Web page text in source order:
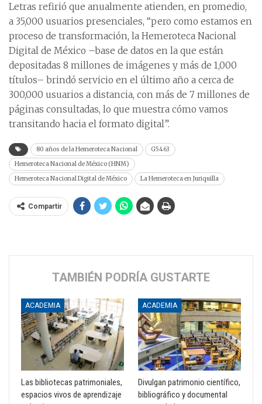
Letras refirió que anualmente atienden, en promedio,
a 35,000 usuarios presenciales, “pero como estamos en
proceso de transformación, la Hemeroteca Nacional
Digital de México –base de datos en la que están
depositadas 8 millones de imágenes y más de 1,000
títulos– brindó servicio en el último año a cerca de
300,000 usuarios a distancia, con más de 7 millones de
páginas consultadas, lo que muestra cómo vamos
transitando hacia el formato digital”.
80 años de la Hemeroteca Nacional
G5463
Hemeroteca Nacional de México (HNM)
Hemeroteca Nacional Digital de México
La Hemeroteca en Juriquilla
Compartir
TAMBIÉN PODRÍA GUSTARTE
ACADEMIA
Las bibliotecas patrimoniales,
espacios vivos de aprendizaje
ACADEMIA
Divulgan patrimonio científico,
bibliográfico y documental